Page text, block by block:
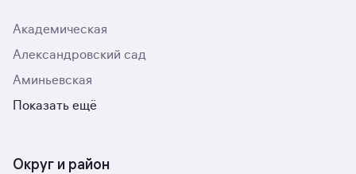
Академическая
Александровский сад
Аминьевская
Показать ещё
Округ и район